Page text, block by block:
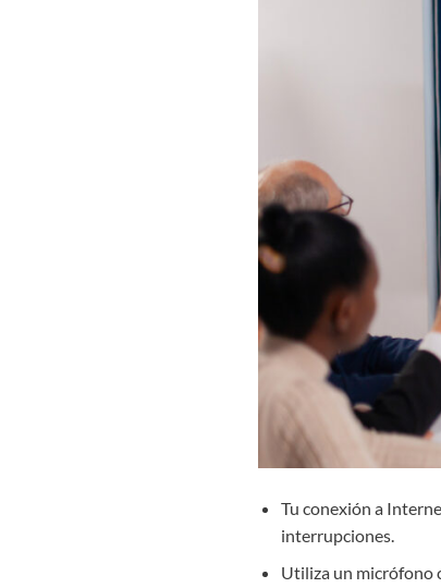
Tu conexión a
interrupciones.
Utiliza un micrófono